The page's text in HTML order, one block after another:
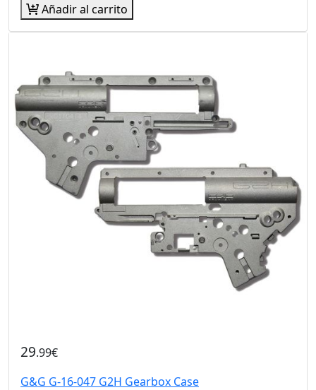
Añadir al carrito
29.99€
G&G G-16-047 G2H Gearbox Case